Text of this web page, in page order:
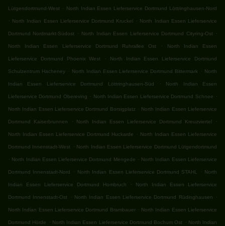
Lütgendortmund-West . North Indian Essen Lieferservice Dortmund Löttringhausen-Nord
. North Indian Essen Lieferservice Dortmund Kruckel . North Indian Essen Lieferservice
Dortmund Nordmarkt-Südost . North Indian Essen Lieferservice Dortmund Cityring-Ost .
North Indian Essen Lieferservice Dortmund Ruhrallee Ost . North Indian Essen
Lieferservice Dortmund Phoenix West . North Indian Essen Lieferservice Dortmund
Schulzentrum Hacheney . North Indian Essen Lieferservice Dortmund Bittermark . North
Indian Essen Lieferservice Dortmund Löttringhausen-Süd . North Indian Essen
Lieferservice Dortmund Obereving . North Indian Essen Lieferservice Dortmund Schnee .
North Indian Essen Lieferservice Dortmund Borsigplatz . North Indian Essen Lieferservice
Dortmund Kaiserbrunnen . North Indian Essen Lieferservice Dortmund Kreuzviertel .
North Indian Essen Lieferservice Dortmund Huckarde . North Indian Essen Lieferservice
Dortmund Innenstadt-West . North Indian Essen Lieferservice Dortmund Lütgendortmund
. North Indian Essen Lieferservice Dortmund Mengede . North Indian Essen Lieferservice
Dortmund Innenstadt-Nord . North Indian Essen Lieferservice Dortmund STAHL . North
Indian Essen Lieferservice Dortmund Hombruch . North Indian Essen Lieferservice
Dortmund Innenstadt-Ost . North Indian Essen Lieferservice Dortmund Rüdinghausen .
North Indian Essen Lieferservice Dortmund Brambauer . North Indian Essen Lieferservice
Dortmund Hörde . North Indian Essen Lieferservice Dortmund Bochum Ost . North Indian